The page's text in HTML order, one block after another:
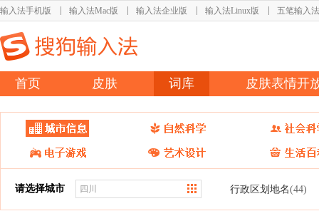
输入法手机版 输入法Mac版 输入法企业版 输入法Linux版 五笔输入法
首页 皮肤 词库 皮肤表情开
请选择城市 行政区划地名(44)